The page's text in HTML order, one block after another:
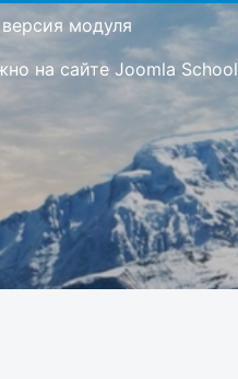
модуля
на сайте Joomla School